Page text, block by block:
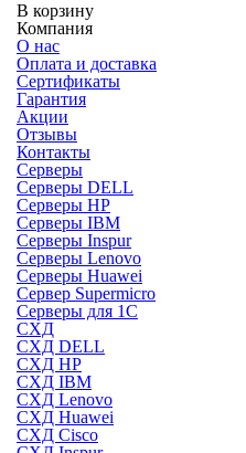
В корзину
Компания
О нас
Оплата и доставка
Сертификаты
Гарантия
Акции
Отзывы
Контакты
Серверы
Серверы DELL
Серверы HP
Серверы IBM
Серверы Inspur
Серверы Lenovo
Серверы Huawei
Сервер Supermicro
Серверы для 1C
СХД
СХД DELL
СХД HP
СХД IBM
СХД Lenovo
СХД Huawei
СХД Cisco